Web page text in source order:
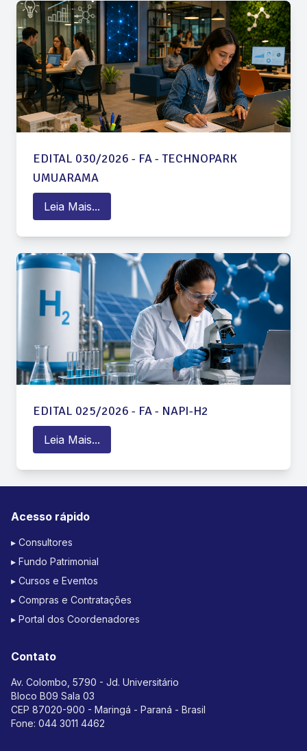
EDITAL 030/2026 - FA - TECHNOPARK
UMUARAMA
Leia Mais...
EDITAL 025/2026 - FA - NAPI-H2
Leia Mais...
Acesso rápido
▸ Consultores
▸ Fundo Patrimonial
▸ Cursos e Eventos
▸ Compras e Contratações
▸ Portal dos Coordenadores
Contato
Av. Colombo, 5790 - Jd. Universitário
Bloco B09 Sala 03
CEP 87020-900 - Maringá - Paraná - Brasil
Fone: 044 3011 4462